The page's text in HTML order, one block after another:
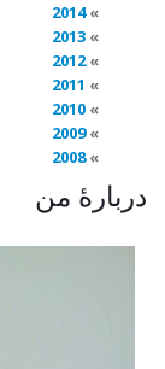
2014
2013
2012
2011
2010
2009
2008
دربارهٔ من